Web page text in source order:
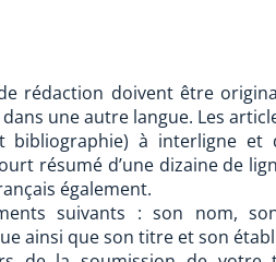
rédaction doivent être
une autre langue. Les
bibliographie) à interligne
résumé d’une dizaine de
également.
suivants : son nom,
ainsi que son titre et son